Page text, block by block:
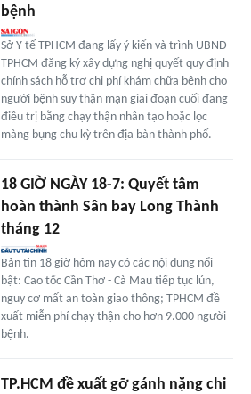
bệnh
Sở Y tế TPHCM đang lấy ý kiến và trình UBND
TPHCM đăng ký xây dựng nghị quyết quy định
chính sách hỗ trợ chi phí khám chữa bệnh cho
người bệnh suy thận mạn giai đoạn cuối đang
điều trị bằng chạy thận nhân tạo hoặc lọc
màng bụng chu kỳ trên địa bàn thành phố.
18 GIỜ NGÀY 18-7: Quyết tâm
hoàn thành Sân bay Long Thành
tháng 12
Bản tin 18 giờ hôm nay có các nội dung nổi
bật: Cao tốc Cần Thơ - Cà Mau tiếp tục lún,
nguy cơ mất an toàn giao thông; TPHCM đề
xuất miễn phí chạy thận cho hơn 9.000 người
bệnh.
TP.HCM đề xuất gỡ gánh nặng chi